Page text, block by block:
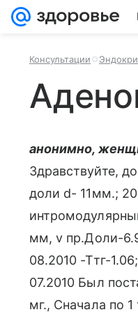
Консультации
анонимно,
Здравствуйте,
доли d- 11мм.;
мм, v пр.Доли-
08.2010 -Ттг-
07.2010 Был
мг., Сначала по